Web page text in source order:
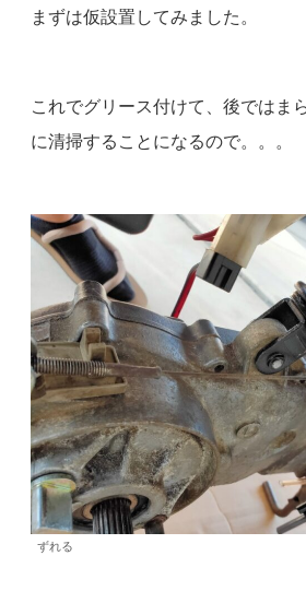
まずは仮設置してみました。
これでグリース付けて、後ではま
に清掃することになるので。。。
ずれる